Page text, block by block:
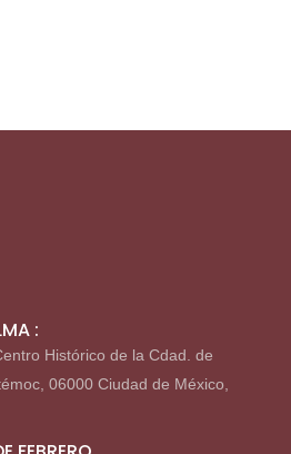
:
Histórico de la Cdad. de
06000 Ciudad de México,